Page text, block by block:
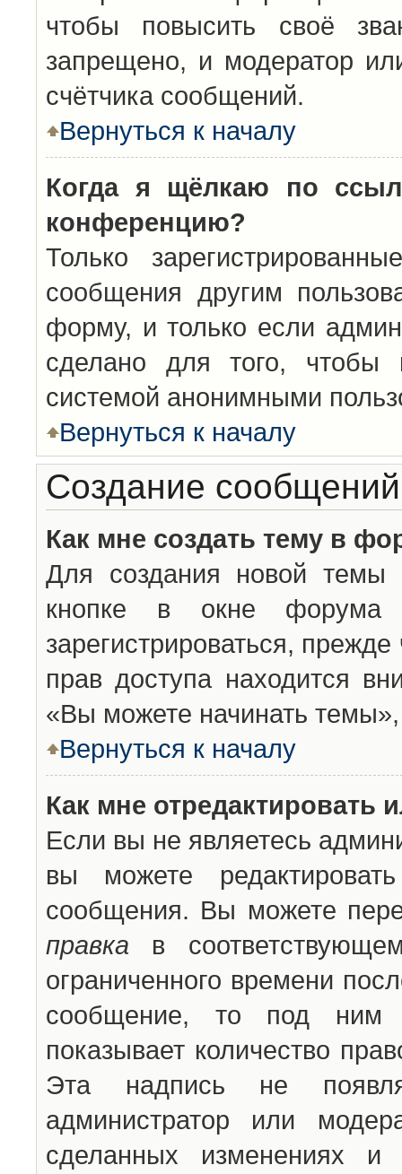
чтобы повысить своё
запрещено, и модератор
счётчика сообщений.
Вернуться к началу
Когда я щёлкаю по
конференцию?
Только
сообщения другим
форму, и только если
сделано для того, чтобы
системой анонимными
Вернуться к началу
Создание сообщений
Как мне создать тему в
Для создания новой темы
кнопке в окне
зарегистрироваться,
прав доступа находится
«Вы можете начинать
Вернуться к началу
Как мне отредактировать
Если вы не являетесь
вы можете
сообщения. Вы можете
правка в
ограниченного времени
сообщение, то под ним
показывает количество
Эта надпись не
администратор или
сделанных изменениях